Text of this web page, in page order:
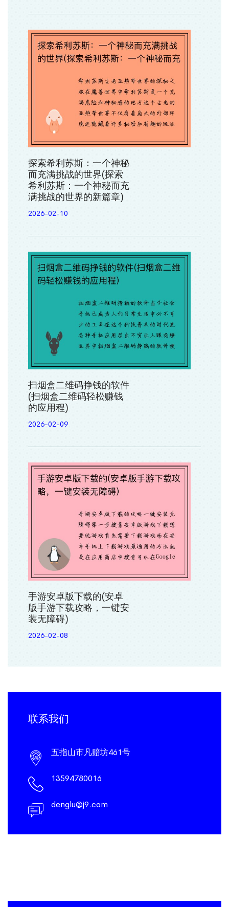
探索希利苏斯：一个神秘
而充满挑战的世界(探索
希利苏斯：一个神秘而充
满挑战的世界的新篇章)
2026-02-10
扫烟盒二维码挣钱的软件
(扫烟盒二维码轻松赚钱
的应用程)
2026-02-09
手游安卓版下载的(安卓
版手游下载攻略，一键安
装无障碍)
2026-02-08
联系我们
五指山市凡赔坊461号
13594780016
denglu@j9.com